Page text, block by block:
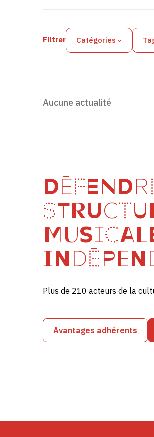
Filtres des actualités
Filtrer Catégories
Aucune actualité
Plus de 210 acteurs de la
Avantages adhérents